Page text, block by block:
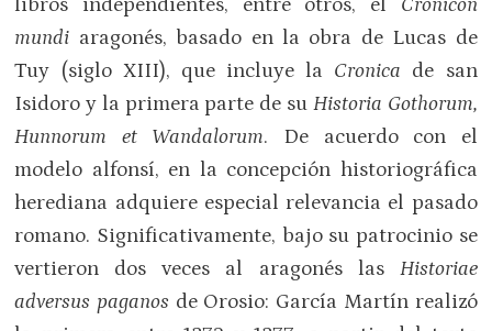
mundi aragonés, basado en la obra de Lucas de
Tuy (siglo XIII), que incluye la Cronica de san
Isidoro y la primera parte de su Historia Gothorum,
Hunnorum et Wandalorum. De acuerdo con el
modelo alfonsí, en la concepción historiográfica
herediana adquiere especial relevancia el pasado
romano. Significativamente, bajo su patrocinio se
vertieron dos veces al aragonés las Historiae
adversus paganos de Orosio: García Martín realizó